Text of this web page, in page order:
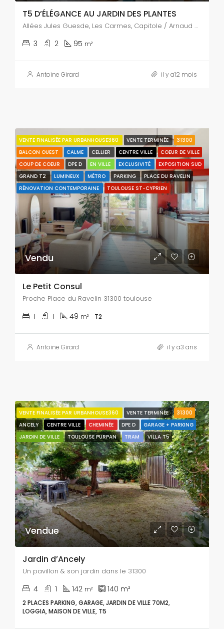
T5 D’ÉLÉGANCE AU JARDIN DES PLANTES
Allées Jules Guesde, Les Carmes, Capitole / Arnaud Bernard / Carmes, Toulouse, Haute-Garonne, Occitanie, France métropolitaine, 31000, France
3 2 95 m²
Antoine Girard il y a12 mois
VENTE FINALISÉE PAR URBANHOUSE360 VENTE TERMINÉE
31300
BALCON OUEST
CALME CELLIER CENTRE VILLE
COEUR DE VILLE
COUP DE COEUR
DPE D EN VILLE EXCLUSIVITÉ
EXPOSITION SUD
GRAND T2
LUMINEUX MÉTRO PARKING
PLACE DU RAVELIN
RÉNOVATION CONTEMPORAINE
TOULOUSE ST-CYPRIEN
Vendu
Le Petit Consul
Proche Place du Ravelin 31300 toulouse
1 1 49 m² T2
Antoine Girard il y a3 ans
VENTE FINALISÉE PAR URBANHOUSE360 VENTE TERMINÉE
31300
ANCELY
CENTRE VILLE CHEMINÉE DPE D
GARAGE + PARKING
JARDIN DE VILLE
TOULOUSE PURPAN TRAM VILLA T5
Vendue
Jardin d’Ancely
Un pavillon & son jardin dans le 31300
4 1 142 m² 140 m²
2 PLACES PARKING, GARAGE, JARDIN DE VILLE 70M2,
LOGGIA, MAISON DE VILLE, T5